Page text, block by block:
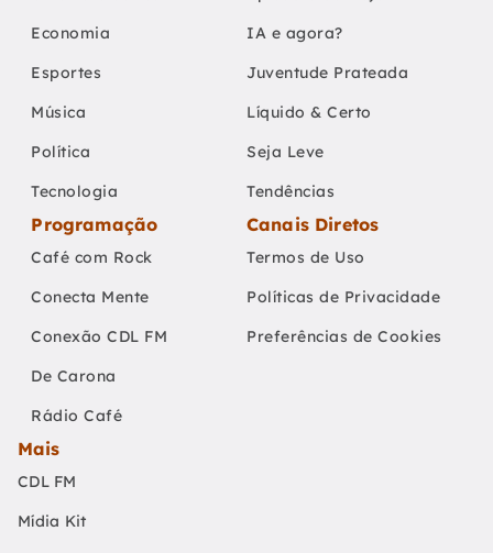
Economia
Esportes
Música
Política
Tecnologia
IA e agora?
Juventude Prateada
Líquido & Certo
Seja Leve
Tendências
Programação
Café com Rock
Conecta Mente
Conexão CDL FM
De Carona
Rádio Café
Canais Diretos
Termos de Uso
Políticas de Privacidade
Preferências de Cookies
Mais
CDL FM
Mídia Kit